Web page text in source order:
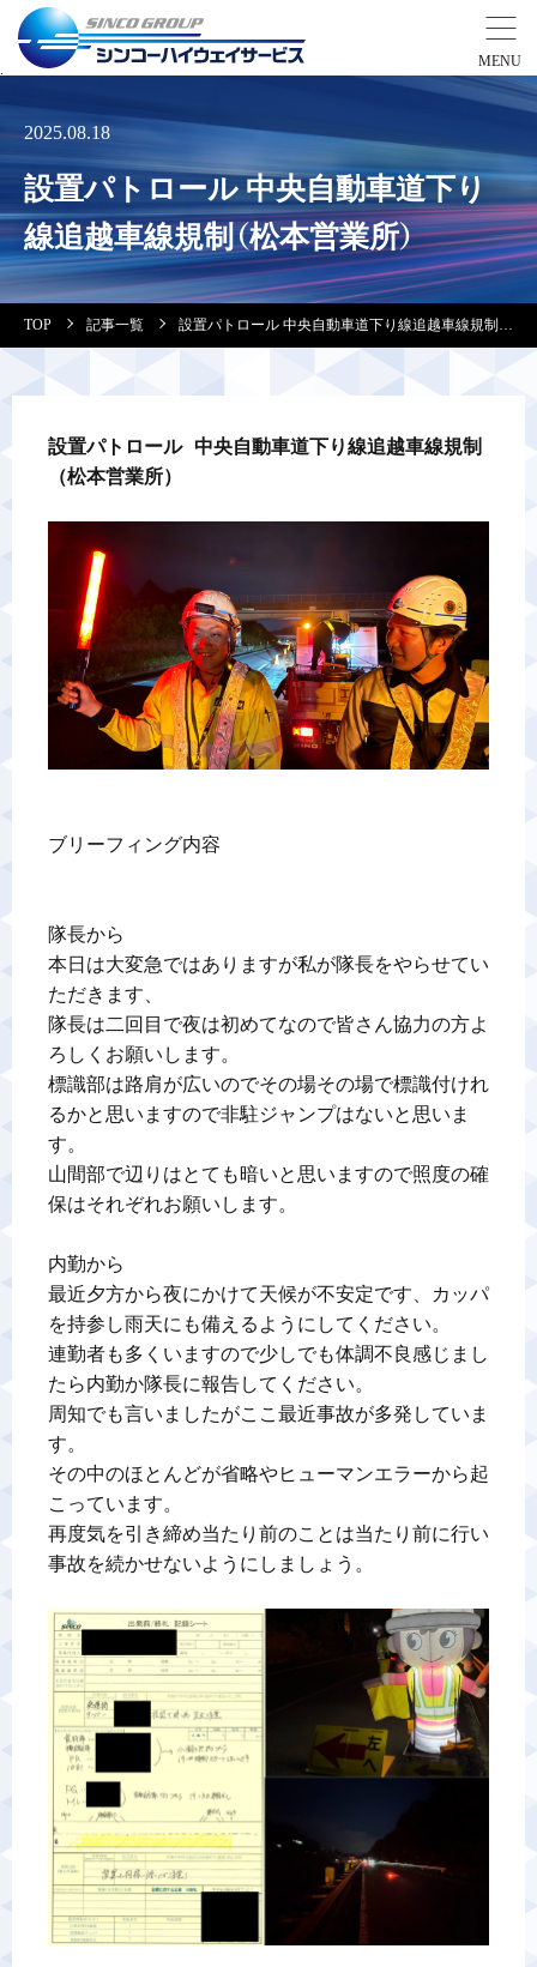
営業拠点
会社案内・実績紹介
警備業標識
反社会的勢力排除宣言
カスタマーハラスメントに対する基本方針
2025.08.18
設置パトロール 中央自動車道下り
線追越車線規制（松本営業所）
TOP 記事一覧 設置パトロール 中央自動車道下り線追越車線規制（松本営業所）
設置パトロール 中央自動車道下り線追越車線規制
（松本営業所）
ブリーフィング内容
隊長から
本日は大変急ではありますが私が隊長をやらせてい
ただきます、
隊長は二回目で夜は初めてなので皆さん協力の方よ
ろしくお願いします。
標識部は路肩が広いのでその場その場で標識付けれ
るかと思いますので非駐ジャンプはないと思いま
す。
山間部で辺りはとても暗いと思いますので照度の確
保はそれぞれお願いします。
内勤から
最近夕方から夜にかけて天候が不安定です、カッパ
を持参し雨天にも備えるようにしてください。
連勤者も多くいますので少しでも体調不良感じまし
たら内勤か隊長に報告してください。
周知でも言いましたがここ最近事故が多発していま
す。
その中のほとんどが省略やヒューマンエラーから起
こっています。
再度気を引き締め当たり前のことは当たり前に行い
事故を続かせないようにしましょう。